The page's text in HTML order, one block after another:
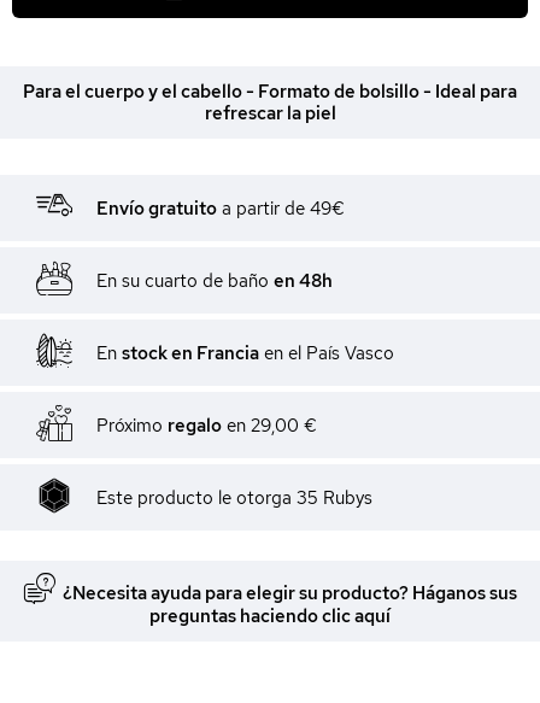
Para el cuerpo y el cabello - Formato de bolsillo - Ideal para
refrescar la piel
Envío gratuito a partir de 49€
En su cuarto de baño en 48h
En stock en Francia en el País Vasco
Próximo regalo en 29,00 €
Este producto le otorga 35 Rubys
¿Necesita ayuda para elegir su producto? Háganos sus
preguntas haciendo clic aquí